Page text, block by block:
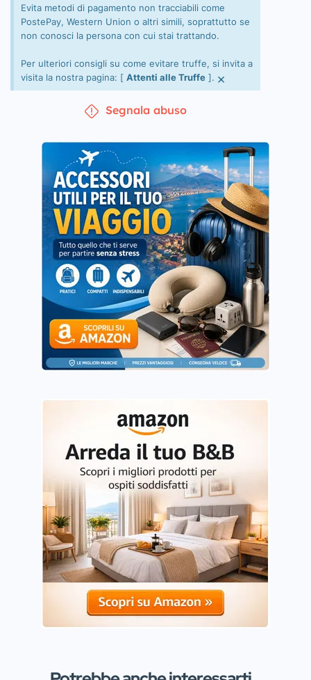
Evita metodi di pagamento non tracciabili come
PostePay, Western Union o altri simili, soprattutto se
non conosci la persona con cui stai trattando.
Per ulteriori consigli su come evitare truffe, si invita a
visita la nostra pagina: [ Attenti alle Truffe ]. ×
Segnala abuso